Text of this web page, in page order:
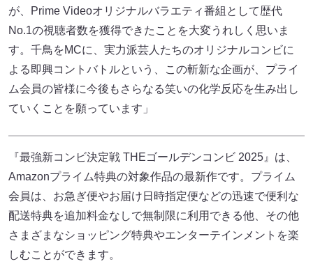
が、Prime Videoオリジナルバラエティ番組として歴代
No.1の視聴者数を獲得できたことを大変うれしく思いま
す。千鳥をMCに、実力派芸人たちのオリジナルコンビに
よる即興コントバトルという、この斬新な企画が、プライ
ム会員の皆様に今後もさらなる笑いの化学反応を生み出し
ていくことを願っています」
『最強新コンビ決定戦 THEゴールデンコンビ 2025』は、
Amazonプライム特典の対象作品の最新作です。プライム
会員は、お急ぎ便やお届け日時指定便などの迅速で便利な
配送特典を追加料金なしで無制限に利用できる他、その他
さまざまなショッピング特典やエンターテインメントを楽
しむことができます。